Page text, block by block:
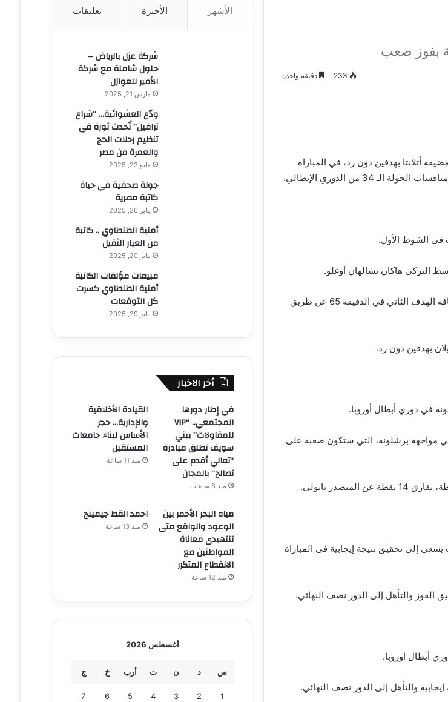
بفوز صعب
233 دقيقة واحدة
أتلانتا بهدفين دون رد، في المباراة
من الدوري الإيطالي.
في الشوط الأول.
– وفي الشوط الثاني، استمر إنتر ميلان في الضغط على أتلانتا، حتى نجح في إضافة الهدف الثاني في الدقيقة 65 عن طريق
بهدفين دون رد.
في دوري أبطال أوروبا.
في مواجهة برشلونة، التي ستكون صعبة على
إلى تحقيق نتيجة إيجابية في المباراة
الفوز والتأهل إلى الدور نصف النهائي.
أبطال أوروبا.
والتأهل إلى الدور نصف النهائي.
الأشهر الأخيرة تعليقات
شركة عزل بالرياض –
حلول شاملة مع شركة
الأمير للعوازل
مارس 21, 2025
ودّع العشوائية… “شراع
ترافيل” تُحدث ثورة في
تنظيم رحلات الحج
والعمرة من مصر
مايو 23, 2025
جولة صحفية في حياة
كاتبة مصرية
يناير 26, 2025
أمنية الطنطاوي .. كاتبة
من العيار الثقيل
يناير 20, 2025
مبيعات مؤلفات الكاتبة
أمنية الطنطاوي كسرت
كل التوقعات
يناير 29, 2025
أخر الاخبار
في إطار دورها
المجتمعي.. “VIP
للمقاولات” ببني
سويف تطلق مبادرة
“تعالي أقدم على
تصالح” بالمجان
منذ 8 ساعات
القيادة الأخلاقية
والإدارية… حجر
الأساس لبناء جامعات
المستقبل
منذ 11 ساعة
مياه البحر الأحمر بين
الوعود والواقع متى
تنتهيدى معاناة
المواطنين مع
الانقطاع المتكرر
منذ 12 ساعة
احمد القط جيمينج
منذ 13 ساعة
أغسطس 2026
س د ن ث أرب خ ج
1
2
3
4
5
6
7